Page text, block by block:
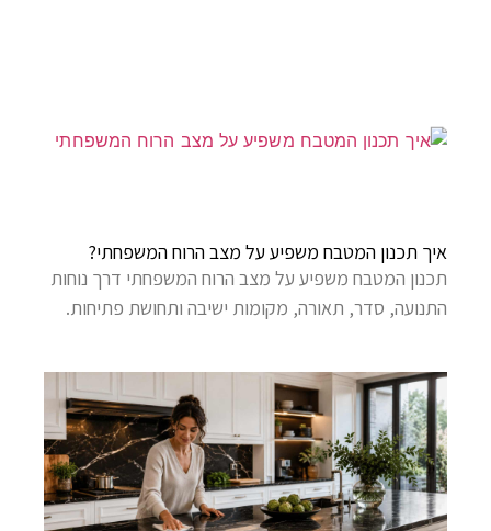
איך תכנון המטבח משפיע על מצב הרוח המשפחתי?
תכנון המטבח משפיע על מצב הרוח המשפחתי דרך נוחות
התנועה, סדר, תאורה, מקומות ישיבה ותחושת פתיחות.